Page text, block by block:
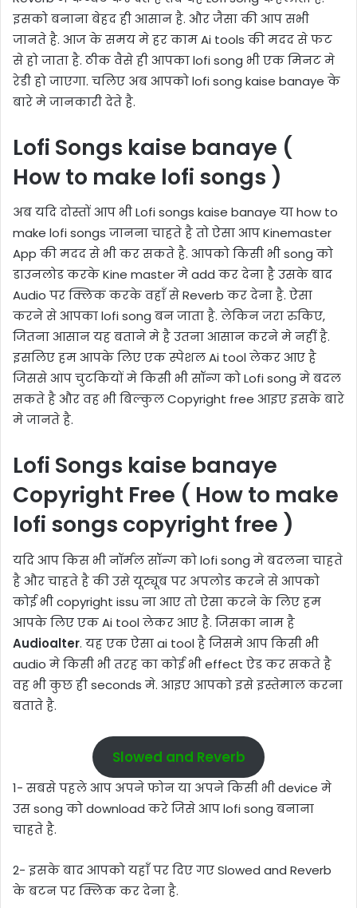
इसको बनाना बेहद ही आसान है. और जैसा की आप सभी
जानते है. आज के समय मे हर काम Ai tools की मदद से फट
से हो जाता है. ठीक वैसे ही आपका lofi song भी एक मिनट मे
रेडी हो जाएगा. चलिए अब आपको lofi song kaise banaye के
बारे मे जानकारी देते है.
Lofi Songs kaise banaye (
How to make lofi songs )
अब यदि दोस्तों आप भी Lofi songs kaise banaye या how to
make lofi songs जानना चाहते है तो ऐसा आप Kinemaster
App की मदद से भी कर सकते है. आपको किसी भी song को
डाउनलोड करके Kine master मे add कर देना है उसके बाद
Audio पर क्लिक करके वहाँ से Reverb कर देना है. ऐसा
करने से आपका lofi song बन जाता है. लेकिन जरा रुकिए,
जितना आसान यह बताने मे है उतना आसान करने मे नहीं है.
इसलिए हम आपके लिए एक स्पेशल Ai tool लेकर आए है
जिससे आप चुटकियों मे किसी भी सॉन्ग को Lofi song मे बदल
सकते है और वह भी बिल्कुल Copyright free आइए इसके बारे
मे जानते है.
Lofi Songs kaise banaye
Copyright Free ( How to make
lofi songs copyright free )
यदि आप किस भी नॉर्मल सॉन्ग को lofi song मे बदलना चाहते
है और चाहते है की उसे यूट्यूब पर अपलोड करने से आपको
कोई भी copyright issu ना आए तो ऐसा करने के लिए हम
आपके लिए एक Ai tool लेकर आए है. जिसका नाम है
Audioalter. यह एक ऐसा ai tool है जिसमे आप किसी भी
audio मे किसी भी तरह का कोई भी effect ऐड कर सकते है
वह भी कुछ ही seconds मे. आइए आपको इसे इस्तेमाल करना
बताते है.
Slowed and Reverb
1- सबसे पहले आप अपने फोन या अपने किसी भी device मे
उस song को download करे जिसे आप lofi song बनाना
चाहते है.
2- इसके बाद आपको यहाँ पर दिए गए Slowed and Reverb
के बटन पर क्लिक कर देना है.